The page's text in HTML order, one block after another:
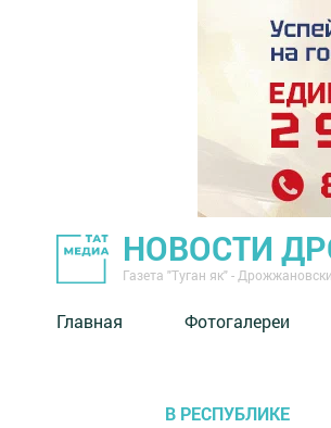
НОВОСТИ
Газета "Туган як" -
Главная Фотогалереи
В РЕСПУБЛИКЕ